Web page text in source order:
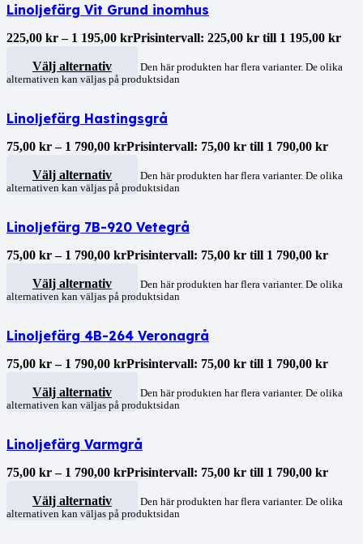
Linoljefärg Vit Grund inomhus
225,00 kr – 1 195,00 krPrisintervall: 225,00 kr till 1 195,00 kr
Välj alternativ
Den här produkten har flera varianter. De olika
alternativen kan väljas på produktsidan
Linoljefärg Hastingsgrå
75,00 kr – 1 790,00 krPrisintervall: 75,00 kr till 1 790,00 kr
Välj alternativ
Den här produkten har flera varianter. De olika
alternativen kan väljas på produktsidan
Linoljefärg 7B-920 Vetegrå
75,00 kr – 1 790,00 krPrisintervall: 75,00 kr till 1 790,00 kr
Välj alternativ
Den här produkten har flera varianter. De olika
alternativen kan väljas på produktsidan
Linoljefärg 4B-264 Veronagrå
75,00 kr – 1 790,00 krPrisintervall: 75,00 kr till 1 790,00 kr
Välj alternativ
Den här produkten har flera varianter. De olika
alternativen kan väljas på produktsidan
Linoljefärg Varmgrå
75,00 kr – 1 790,00 krPrisintervall: 75,00 kr till 1 790,00 kr
Välj alternativ
Den här produkten har flera varianter. De olika
alternativen kan väljas på produktsidan